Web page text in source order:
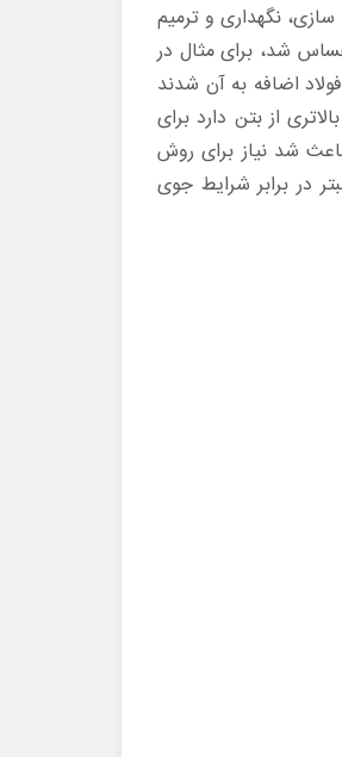
نگهداری و ترمیم
شد، برای مثال در
اضافه به آن شدند
از بتن دارد برای
شد نیاز برای روش
در برابر شرایط جوی